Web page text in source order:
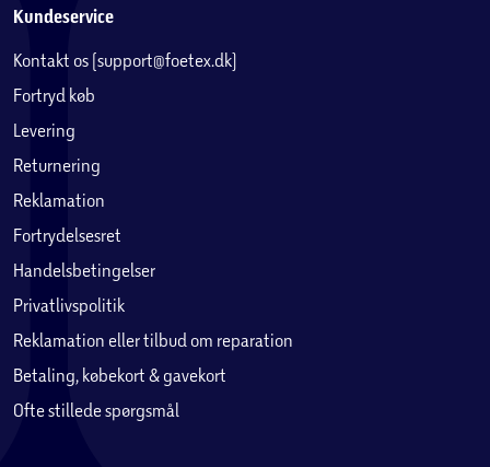
Kundeservice
Kontakt os (support@foetex.dk)
Fortryd køb
Levering
Returnering
Reklamation
Fortrydelsesret
Handelsbetingelser
Privatlivspolitik
Reklamation eller tilbud om reparation
Betaling, købekort & gavekort
Ofte stillede spørgsmål